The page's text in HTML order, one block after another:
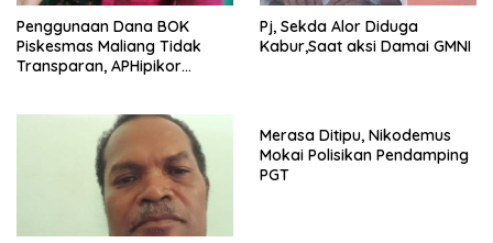
Penggunaan Dana BOK
Piskesmas Maliang Tidak
Transparan, APHipikor
Pj, Sekda Alor Diduga
Kabur,Saat aksi Damai GMNI
Merasa Ditipu, Nikodemus
Mokai Polisikan Pendamping
PGT